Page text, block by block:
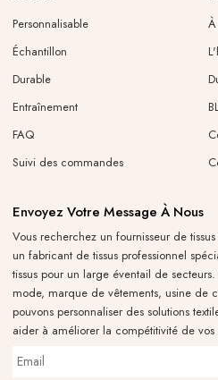
Personnalisable
Échantillon
Durable
Entraînement
FAQ
Suivi des commandes
Envoyez Votre Message À Nous
Vous recherchez un fournisseur de
un fabricant de tissus professionnel
tissus pour un large éventail de
mode, marque de vêtements, usine de
pouvons personnaliser des solutions
aider à améliorer la compétitivité de vos